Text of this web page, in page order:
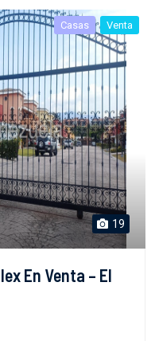
Casas Venta
19
En Venta – El